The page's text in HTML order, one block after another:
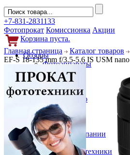
+7-831-2831133
Фотопрокат Комиссионка Акции
Корзина пуста.
Обзоры
Фотоаппараты
Объективы
Фильтры
Новости
Фото и видео
Гаджеты
Аксессуары
Слухи
Новости компании
Услуги
Прокат фототехники
Главная страница Каталог товаров
EF-S 18-135 mm f/3.5-5.6 IS USM nano